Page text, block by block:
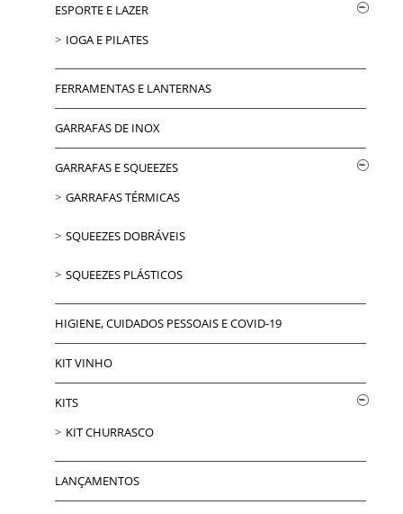
ESPORTE E LAZER
IOGA E PILATES
FERRAMENTAS E LANTERNAS
GARRAFAS DE INOX
GARRAFAS E SQUEEZES
GARRAFAS TÉRMICAS
SQUEEZES DOBRÁVEIS
SQUEEZES PLÁSTICOS
HIGIENE, CUIDADOS PESSOAIS E COVID-19
KIT VINHO
KITS
KIT CHURRASCO
LANÇAMENTOS